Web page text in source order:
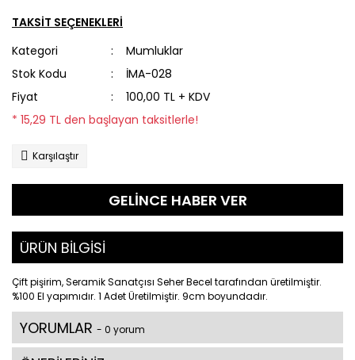
TAKSİT SEÇENEKLERİ
Kategori
Mumluklar
Stok Kodu
İMA-028
Fiyat
100,00 TL + KDV
* 15,29 TL den başlayan taksitlerle!
Karşılaştır
GELİNCE HABER VER
ÜRÜN BİLGİSİ
Çift pişirim, Seramik Sanatçısı Seher Becel tarafından üretilmiştir.
%100 El yapımıdır. 1 Adet Üretilmiştir. 9cm boyundadır.
YORUMLAR - 0 yorum